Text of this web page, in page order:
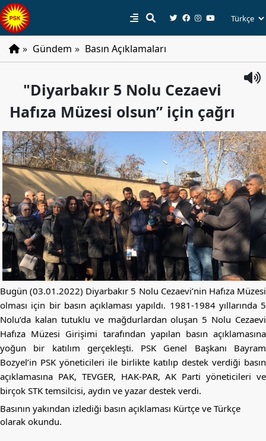
Tarihçe
Parti
Parti
Tüzüğü
YÖNETIM
Başkan
Başkan
Yardımcıları
Merkez
Yönetim
Kurulu
Kadın
Kolları
Parti
Meclisi
İl
Gençlik
» Gündem » Basın Açıklamaları
"Diyarbakır 5 Nolu Cezaevi
Hafıza Müzesi olsun” için çağrı
Bugün (03.01.2022) Diyarbakır 5 Nolu Cezaevi’nin Hafıza Müzesi
olması için bir basın açıklaması yapıldı. 1981-1984 yıllarında 5
Nolu’da kalan tutuklu ve mağdurlardan oluşan 5 Nolu Cezaevi
Hafıza Müzesi Girişimi tarafından yapılan basın açıklamasına
yoğun bir katılım gerçekleşti. PSK Genel Başkanı Bayram
Bozyel’in PSK yöneticileri ile birlikte katılıp destek verdiği basın
açıklamasına PAK, TEVGER, HAK-PAR, AK Parti yöneticileri ve
birçok STK temsilcisi, aydın ve yazar destek verdi.
Basının yakından izlediği basın açıklaması Kürtçe ve Türkçe
olarak okundu.